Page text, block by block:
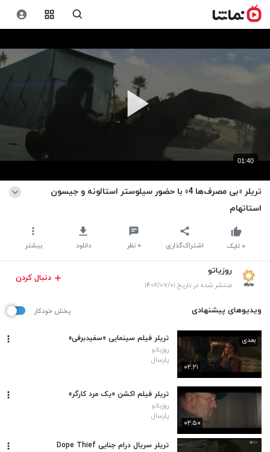
01:40
تریلر «بی مصرف‌ها 4» با حضور سیلوستر استالونه و جیسون
استاتهام
اشتراک‌گذاری ۰ نظر دانلود بیشتر ۰ لایک
روزیاتو
منتشر شده در تاریخ ۱۴۰۲/۰۷/۰۱
دنبال کردن
ویدیوهای پیشنهادی پخش خودکار
۰۲:۲۱
بعدی تریلر فیلم سینمایی «سفیدبرفی»
روزیاتو
پارسال
۰۲:۵۰
تریلر فیلم اکشن «یک مرد کارگر»
روزیاتو
پارسال
تریلر سریال درام جنایی Dope Thief